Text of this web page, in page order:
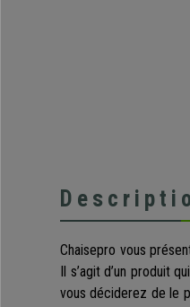
Chaisepro vous
Il s’agit d’un produit
vous déciderez de le